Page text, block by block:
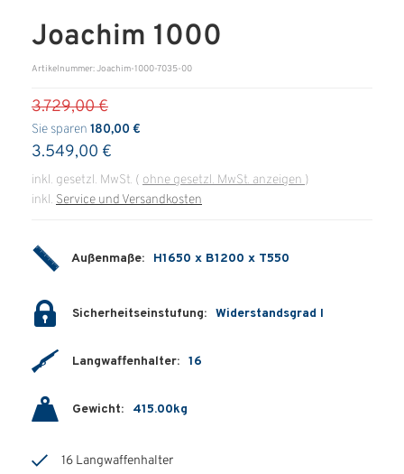
ÜBER UNS
Über uns
Messen & Events
Presse
Karriere
Partner
Geschichte
Joachim 1000
Artikelnummer: Joachim-1000-7035-00
3.729,00 €
Sie sparen 180,00 €
3.549,00 €
inkl. gesetzl. MwSt. ( ohne gesetzl. MwSt. anzeigen )
inkl. Service und Versandkosten
Außenmaße: H1650 x B1200 x T550
Sicherheitseinstufung: Widerstandsgrad I
Langwaffenhalter: 16
Gewicht: 415.00kg
16 Langwaffenhalter